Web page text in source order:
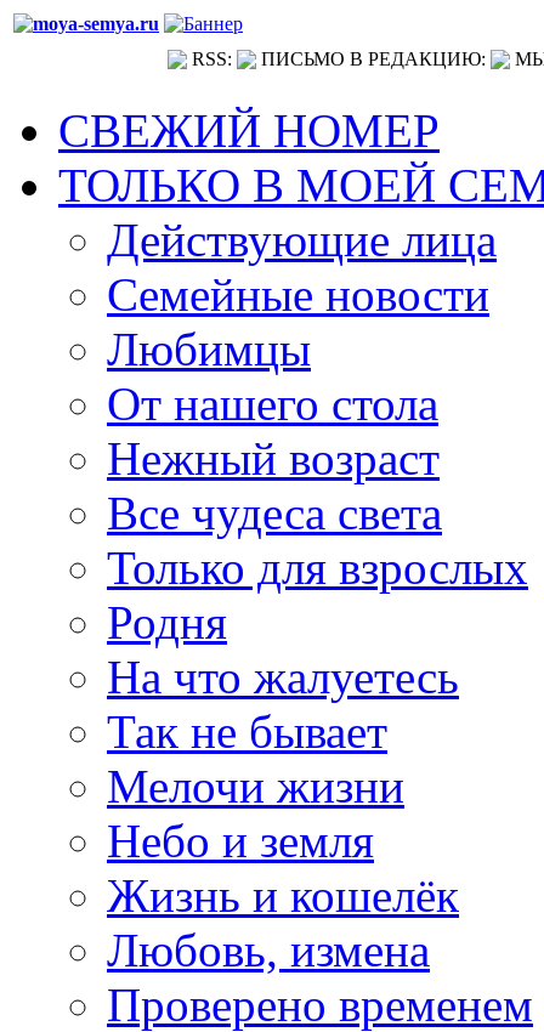
RSS: ПИСЬМО В РЕДАКЦИЮ:
СВЕЖИЙ НОМЕР
ТОЛЬКО В МОЕЙ
Действующие лица
Семейные новости
Любимцы
От нашего стола
Нежный возраст
Все чудеса света
Только для взрослых
Родня
На что жалуетесь
Так не бывает
Мелочи жизни
Небо и земля
Жизнь и кошелёк
Любовь, измена
Проверено временем